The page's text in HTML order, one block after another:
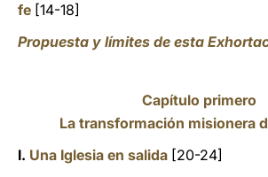
fe [14-18]
Propuesta y límites de esta
Capítulo primero
La transformación misionera
I. Una Iglesia en salida [20-24]